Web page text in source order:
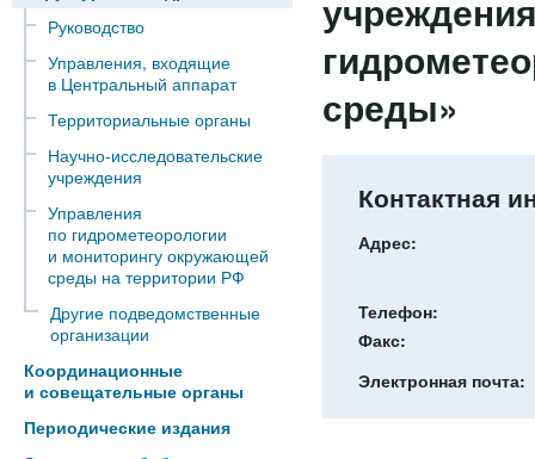
Руководство
Управления, входящие
в Центральный аппарат
Территориальные органы
Научно-исследовательские
учреждения
Управления
по гидрометеорологии
и мониторингу окружающей
среды на территории РФ
Другие подведомственные
организации
Координационные
и совещательные органы
Периодические издания
среды»
Контактная
Адрес:
Телефон:
Факс:
Электронная почта: